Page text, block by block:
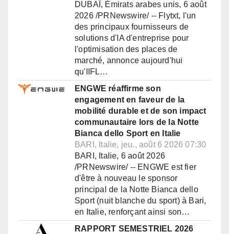
DUBAÏ, Émirats arabes unis, 6 août
2026 /PRNewswire/ -- Flytxt, l'un
des principaux fournisseurs de
solutions d'IA d'entreprise pour
l'optimisation des places de
marché, annonce aujourd'hui
qu'IIFL…
ENGWE réaffirme son
engagement en faveur de la
mobilité durable et de son impact
communautaire lors de la Notte
Bianca dello Sport en Italie
BARI, Italie, jeu., août 6 2026 07:30
BARI, Italie, 6 août 2026
/PRNewswire/ -- ENGWE est fier
d'être à nouveau le sponsor
principal de la Notte Bianca dello
Sport (nuit blanche du sport) à Bari,
en Italie, renforçant ainsi son…
RAPPORT SEMESTRIEL 2026